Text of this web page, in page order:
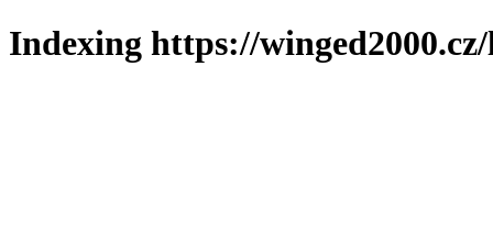
Indexing https://